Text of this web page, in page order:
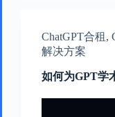
ChatGPT合租 ,
解决方案
如何为GPT学